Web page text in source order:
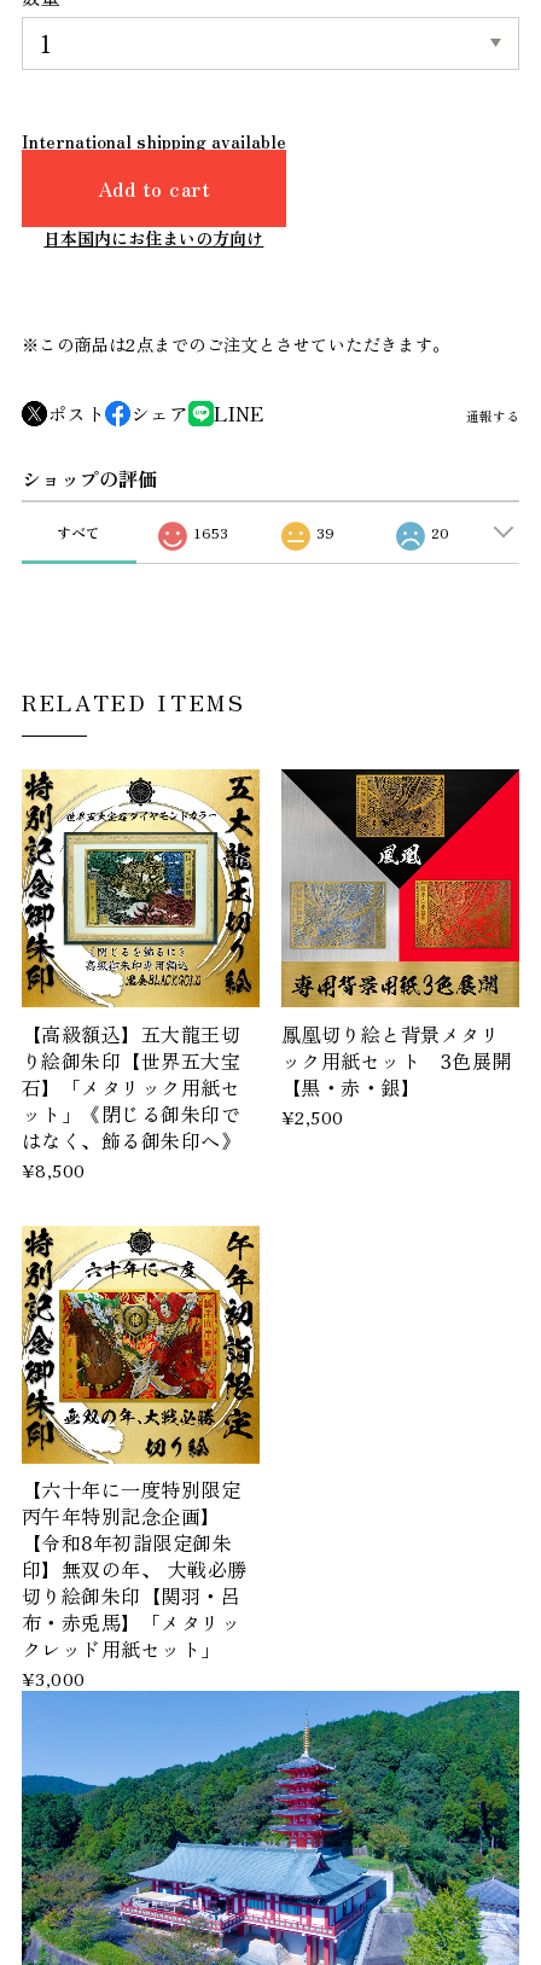
International shipping available
Add to cart
日本国内にお住まいの方向け
※この商品は2点までのご注文とさせていただきます。
ポスト シェア LINE 通報する
ショップの評価
すべて 1653 39 20
RELATED ITEMS
【高級額込】五大龍王切
り絵御朱印【世界五大宝
石】「メタリック用紙セ
ット」《閉じる御朱印で
はなく、飾る御朱印へ》
¥8,500
鳳凰切り絵と背景メタリ
ック用紙セット 3色展開
【黒・赤・銀】
¥2,500
【六十年に一度特別限定
丙午年特別記念企画】
【令和8年初詣限定御朱
印】無双の年、 大戦必勝
切り絵御朱印【関羽・呂
布・赤兎馬】「メタリッ
クレッド用紙セット」
¥3,000